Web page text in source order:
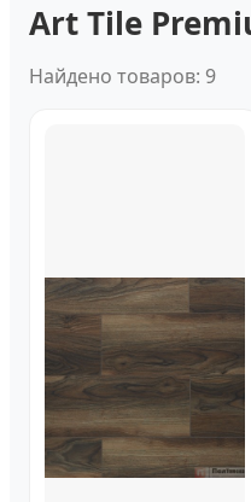
Art Tile
Найдено товаров: 9